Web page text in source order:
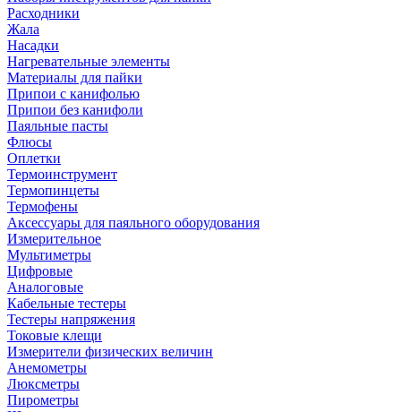
Расходники
Жала
Насадки
Нагревательные элементы
Материалы для пайки
Припои с канифолью
Припои без канифоли
Паяльные пасты
Флюсы
Оплетки
Термоинструмент
Термопинцеты
Термофены
Аксессуары для паяльного оборудования
Измерительное
Мультиметры
Цифровые
Аналоговые
Кабельные тестеры
Тестеры напряжения
Токовые клещи
Измерители физических величин
Анемометры
Люксметры
Пирометры